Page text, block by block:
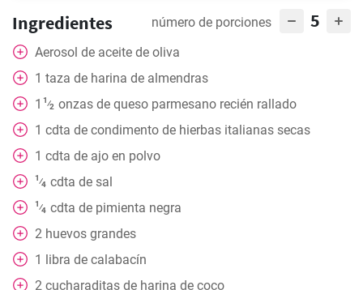
Ingredientes número de porciones 5
Aerosol de aceite de oliva
1 taza de harina de almendras
1 1⁄2 onzas de queso parmesano recién rallado
1 cdta de condimento de hierbas italianas secas
1 cdta de ajo en polvo
1⁄4 cdta de sal
1⁄4 cdta de pimienta negra
2 huevos grandes
1 libra de calabacín
2 cucharaditas de harina de coco